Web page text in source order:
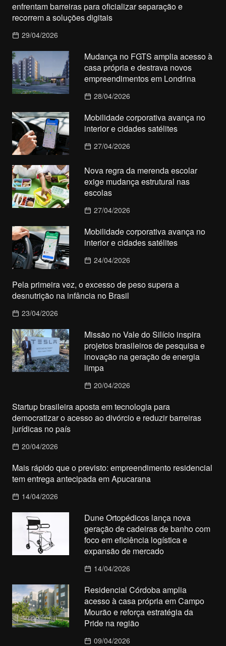
enfrentam barreiras para oficializar separação e
recorrem a soluções digitais
29/04/2026
Mudança no FGTS amplia acesso à
casa própria e destrava novos
empreendimentos em Londrina
28/04/2026
Mobilidade corporativa avança no
interior e cidades satélites
27/04/2026
Nova regra da merenda escolar
exige mudança estrutural nas
escolas
27/04/2026
Mobilidade corporativa avança no
interior e cidades satélites
24/04/2026
Pela primeira vez, o excesso de peso supera a
desnutrição na infância no Brasil
23/04/2026
Missão no Vale do Silício inspira
projetos brasileiros de pesquisa e
inovação na geração de energia
limpa
20/04/2026
Startup brasileira aposta em tecnologia para
democratizar o acesso ao divórcio e reduzir barreiras
jurídicas no país
20/04/2026
Mais rápido que o previsto: empreendimento residencial
tem entrega antecipada em Apucarana
14/04/2026
Dune Ortopédicos lança nova
geração de cadeiras de banho com
foco em eficiência logística e
expansão de mercado
14/04/2026
Residencial Córdoba amplia
acesso à casa própria em Campo
Mourão e reforça estratégia da
Pride na região
09/04/2026